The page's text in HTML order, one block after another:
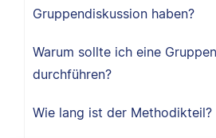
Gruppendiskussion haben?
Warum sollte ich eine
durchführen?
Wie lang ist der Methodikteil?